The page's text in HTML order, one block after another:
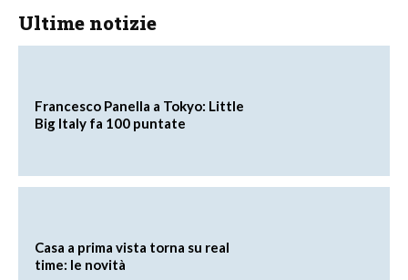
Ultime notizie
Francesco Panella a Tokyo: Little
Big Italy fa 100 puntate
Casa a prima vista torna su real
time: le novità